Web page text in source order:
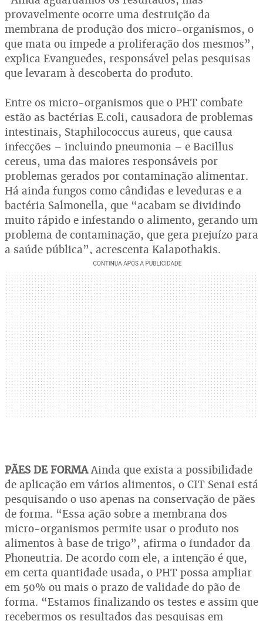
provavelmente ocorre uma destruição da
membrana de produção dos micro-organismos, o
que mata ou impede a proliferação dos mesmos”,
explica Evanguedes, responsável pelas pesquisas
que levaram à descoberta do produto.
Entre os micro-organismos que o PHT combate
estão as bactérias E.coli, causadora de problemas
intestinais, Staphilococcus aureus, que causa
infecções – incluindo pneumonia – e Bacillus
cereus, uma das maiores responsáveis por
problemas gerados por contaminação alimentar.
Há ainda fungos como cândidas e leveduras e a
bactéria Salmonella, que “acabam se dividindo
muito rápido e infestando o alimento, gerando um
problema de contaminação, que gera prejuízo para
a saúde pública”, acrescenta Kalapothakis.
PÃES DE FORMAAinda que exista a possibilidade
de aplicação em vários alimentos, o CIT Senai está
pesquisando o uso apenas na conservação de pães
de forma. “Essa ação sobre a membrana dos
micro-organismos permite usar o produto nos
alimentos à base de trigo”, afirma o fundador da
Phoneutria. De acordo com ele, a intenção é que,
em certa quantidade usada, o PHT possa ampliar
em 50% ou mais o prazo de validade do pão de
forma. “Estamos finalizando os testes e assim que
recebermos os resultados das pesquisas em